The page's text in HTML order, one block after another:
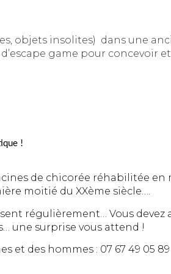
objets insolites) dans une
game pour
!
de chicorée réhabilitée en
moitié du XXème siècle….
régulièrement… Vous
une surprise vous attend !
et des hommes : 07 67 49 05 89